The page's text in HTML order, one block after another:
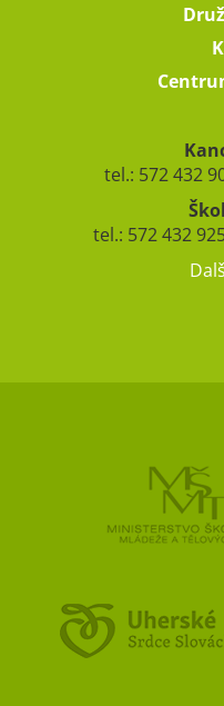
tel.: 572 432
tel.: 572 432